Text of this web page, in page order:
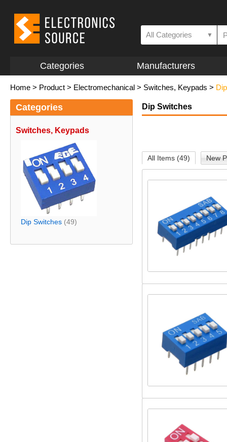
All Categories ▼
Categories Manufacturers
Home > Product > Electromechanical > Switches, Keypads >
Categories
Switches, Keypads
Dip Switches (49)
Dip Switches
All Items (49) New